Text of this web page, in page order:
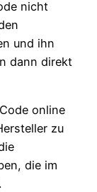
nicht
und ihn
dann direkt
online
zu
die im